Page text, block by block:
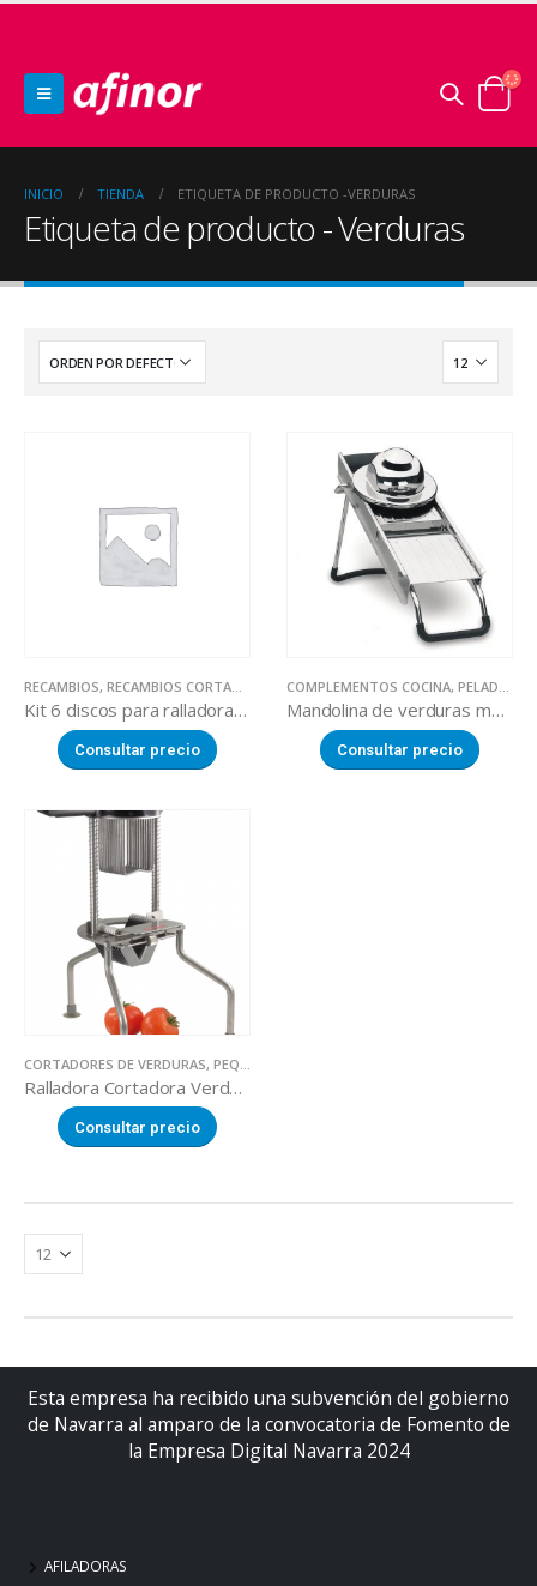
INICIO TIENDA ETIQUETA DE PRODUCTO -VERDURAS
Etiqueta de producto - Verduras
RECAMBIOS, RECAMBIOS CORTADORES DE VERDURAS
Kit 6 discos para ralladora cortadora de verduras
Consultar precio
COMPLEMENTOS COCINA, PELADORES
Mandolina de verduras manual Inox.
Consultar precio
CORTADORES DE VERDURAS, PEQUEÑA MAQUINARIA
Ralladora Cortadora Verduras
Consultar precio
Esta empresa ha recibido una subvención del gobierno
de Navarra al amparo de la convocatoria de Fomento de
la Empresa Digital Navarra 2024
AFILADORAS